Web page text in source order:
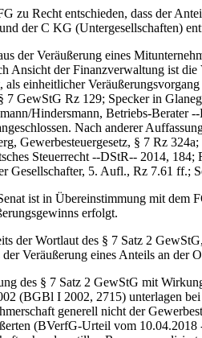
Recht entschieden, dass der
der C KG (Untergesellschaften)
Veräußerung eines
Ansicht der Finanzverwaltung ist
einheitlicher
7 GewStG Rz 129; Specker in
Hindersmann, Betriebs-Berater
Nach anderer
Gewerbesteuergesetz, § 7 Rz
Steuerrecht ‑‑DStR‑‑ 2014,
Gesellschafter, 5. Aufl., Rz 7.61 ff.;
ist in Übereinstimmung mit dem
erfolgt.
Wortlaut des § 7 Satz 2 GewStG,
Veräußerung eines Anteils an der
§ 7 Satz 2 GewStG mit Wirkung
(BGBl I 2002, 2715) unterlagen
generell nicht der
(BVerfG-Urteil vom